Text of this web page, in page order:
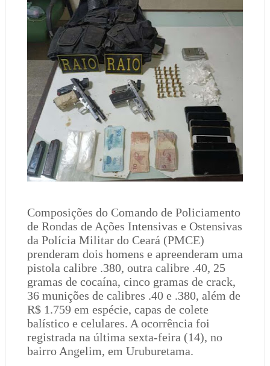
Composições do Comando de Policiamento
de Rondas de Ações Intensivas e Ostensivas
da Polícia Militar do Ceará (PMCE)
prenderam dois homens e apreenderam uma
pistola calibre .380, outra calibre .40, 25
gramas de cocaína, cinco gramas de crack,
36 munições de calibres .40 e .380, além de
R$ 1.759 em espécie, capas de colete
balístico e celulares. A ocorrência foi
registrada na última sexta-feira (14), no
bairro Angelim, em Uruburetama.